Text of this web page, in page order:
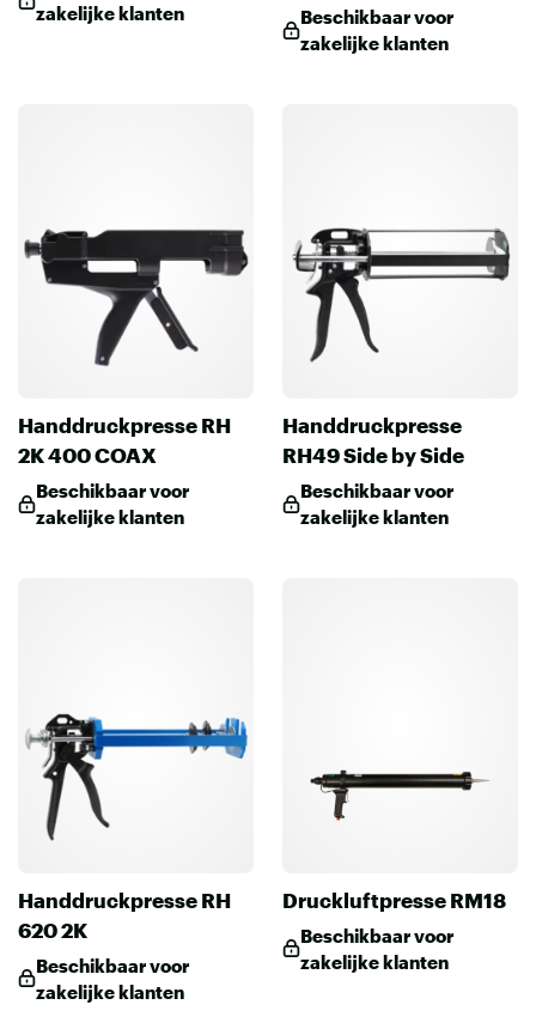
zakelijke klanten
Beschikbaar voor
zakelijke klanten
Handdruckpresse RH
2K 400 COAX
Beschikbaar voor
zakelijke klanten
Handdruckpresse
RH49 Side by Side
Beschikbaar voor
zakelijke klanten
Handdruckpresse RH
620 2K
Beschikbaar voor
zakelijke klanten
Druckluftpresse RM18
Beschikbaar voor
zakelijke klanten